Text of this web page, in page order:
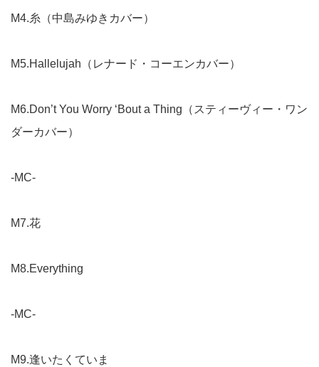
M4.糸（中島みゆきカバー）
M5.Hallelujah（レナード・コーエンカバー）
M6.Don’t You Worry ‘Bout a Thing（スティーヴィー・ワン
ダーカバー）
-MC-
M7.花
M8.Everything
-MC-
M9.逢いたくていま